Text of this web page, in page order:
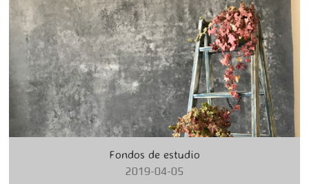
Fondos de estudio
2019-04-05